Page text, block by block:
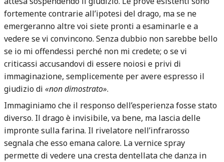
fortemente contrarie all’ipotesi del drago, ma se ne
emergeranno altre voi siete pronti a esaminarle e a
vedere se vi convincono. Senza dubbio non sarebbe bello
se io mi offendessi perché non mi credete; o se vi
criticassi accusandovi di essere noiosi e privi di
immaginazione, semplicemente per avere espresso il
giudizio di «non dimostrato».
Immaginiamo che il responso dell’esperienza fosse stato
diverso. Il drago è invisibile, va bene, ma lascia delle
impronte sulla farina. Il rivelatore nell’infrarosso
segnala che esso emana calore. La vernice spray
permette di vedere una cresta dentellata che danza in